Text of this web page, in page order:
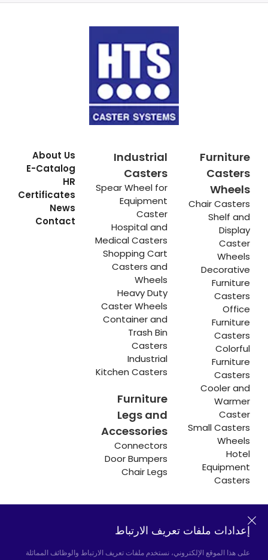
Furniture
Casters
Wheels
Chair Casters
Shelf and
Display
Caster
Wheels
Decorative
Furniture
Casters
Office
Furniture
Casters
Colorful
Furniture
Casters
Cooler and
Warmer
Caster
Small Casters
Wheels
Hotel
Equipment
Casters
Industrial
Casters
Spear Wheel for
Equipment
Caster
Hospital and
Medical Casters
Shopping Cart
Casters and
Wheels
Heavy Duty
Caster Wheels
Container and
Trash Bin
Casters
Industrial
Kitchen Casters
Furniture
Legs and
Accessories
Connectors
Door Bumpers
Chair Legs
About Us
E-Catalog
HR
Certificates
News
Contact
Hadımköy المصنع:
Atatürk Industrial Zone,إعدادات ملفات تعريف الارتباط
على هذا الموقع الإلكتروني، نستخدم ملفات تعريف الارتباط والوظائف المماثلة